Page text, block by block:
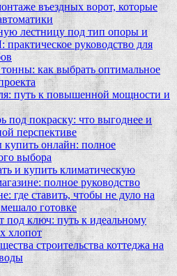
въездных ворот, которые
лестницу под тип опоры и
руководство для
как выбрать оптимальное
путь к повышенной мощности и
под покраску: что выгоднее и
перспективе
онлайн: полное
выбора
и купить климатическую
полное руководство
где ставить, чтобы не дуло на
готовке
под ключ: путь к идеальному
хлопот
строительства коттеджа на